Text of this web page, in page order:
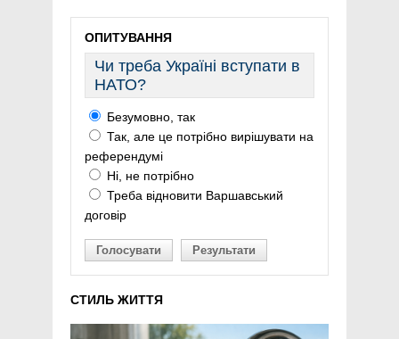
ОПИТУВАННЯ
Чи треба Україні вступати в
НАТО?
Безумовно, так
Так, але це потрібно вирішувати на
референдумі
Ні, не потрібно
Треба відновити Варшавський
договір
Голосувати Результати
СТИЛЬ ЖИТТЯ